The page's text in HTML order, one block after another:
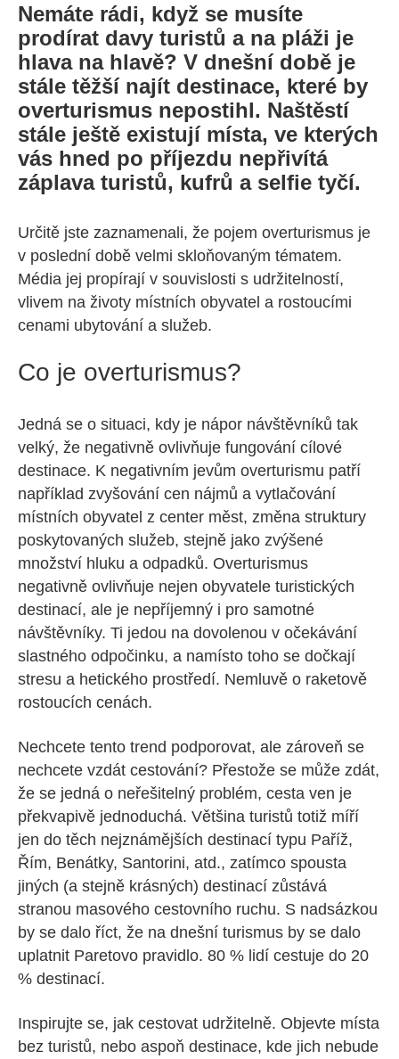
Nemáte rádi, když se musíte
prodírat davy turistů a na pláži je
hlava na hlavě? V dnešní době je
stále těžší najít destinace, které by
overturismus nepostihl. Naštěstí
stále ještě existují místa, ve kterých
vás hned po příjezdu nepřivítá
záplava turistů, kufrů a selfie tyčí.
Určitě jste zaznamenali, že pojem overturismus je
v poslední době velmi skloňovaným tématem.
Média jej propírají v souvislosti s udržitelností,
vlivem na životy místních obyvatel a rostoucími
cenami ubytování a služeb.
Co je overturismus?
Jedná se o situaci, kdy je nápor návštěvníků tak
velký, že negativně ovlivňuje fungování cílové
destinace. K negativním jevům overturismu patří
například zvyšování cen nájmů a vytlačování
místních obyvatel z center měst, změna struktury
poskytovaných služeb, stejně jako zvýšené
množství hluku a odpadků. Overturismus
negativně ovlivňuje nejen obyvatele turistických
destinací, ale je nepříjemný i pro samotné
návštěvníky. Ti jedou na dovolenou v očekávání
slastného odpočinku, a namísto toho se dočkají
stresu a hetického prostředí. Nemluvě o raketově
rostoucích cenách.
Nechcete tento trend podporovat, ale zároveň se
nechcete vzdát cestování? Přestože se může zdát,
že se jedná o neřešitelný problém, cesta ven je
překvapivě jednoduchá. Většina turistů totiž míří
jen do těch nejznámějších destinací typu Paříž,
Řím, Benátky, Santorini, atd., zatímco spousta
jiných (a stejně krásných) destinací zůstává
stranou masového cestovního ruchu. S nadsázkou
by se dalo říct, že na dnešní turismus by se dalo
uplatnit Paretovo pravidlo. 80 % lidí cestuje do 20
% destinací.
Inspirujte se, jak cestovat udržitelně. Objevte místa
bez turistů, nebo aspoň destinace, kde jich nebude